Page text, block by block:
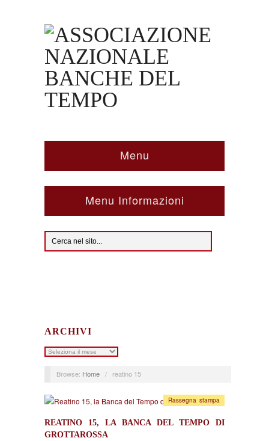
Menu
Menu Informazioni
ARCHIVI
Archivi
Browse: Home / reatino 15
REATINO 15, LA BANCA DEL TEMPO DI
GROTTAROSSA
Rassegna stampa